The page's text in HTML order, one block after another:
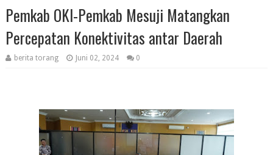
Pemkab OKI-Pemkab Mesuji Matangkan
Percepatan Konektivitas antar Daerah
berita torang Juni 02, 2024 0